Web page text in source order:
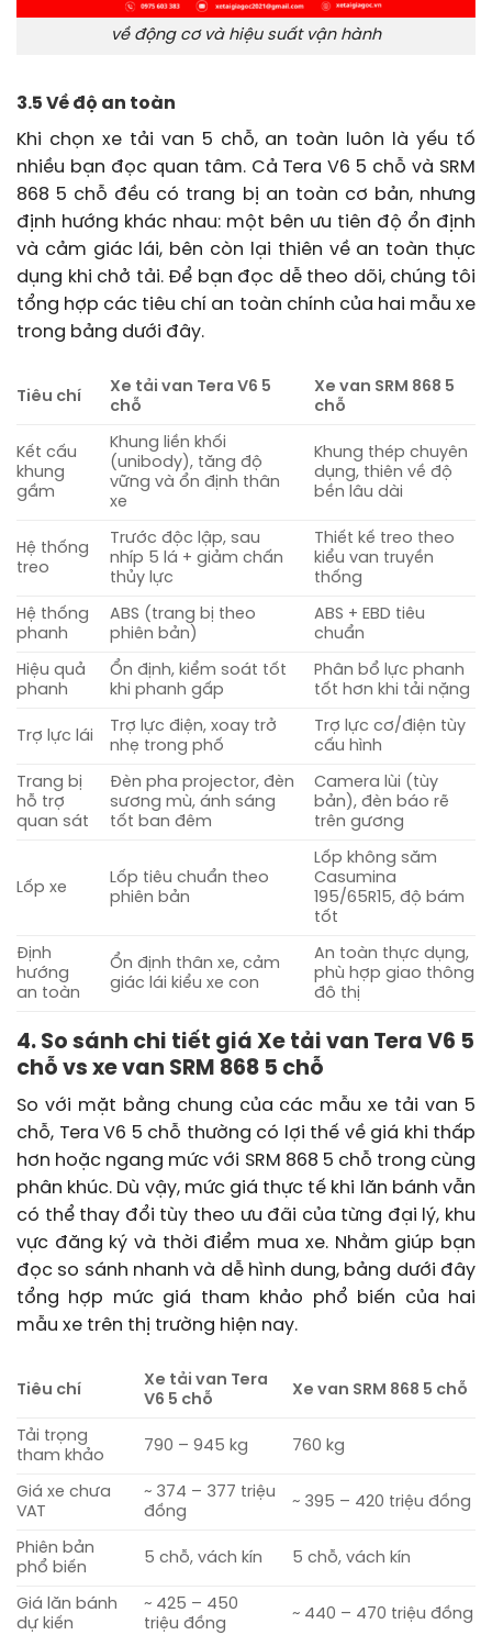
về động cơ và hiệu suất vận hành
3.5 Về độ an toàn
Khi chọn xe tải van 5 chỗ, an toàn luôn là yếu tố
nhiều bạn đọc quan tâm. Cả Tera V6 5 chỗ và SRM
868 5 chỗ đều có trang bị an toàn cơ bản, nhưng
định hướng khác nhau: một bên ưu tiên độ ổn định
và cảm giác lái, bên còn lại thiên về an toàn thực
dụng khi chở tải. Để bạn đọc dễ theo dõi, chúng tôi
tổng hợp các tiêu chí an toàn chính của hai mẫu xe
trong bảng dưới đây.
Tiêu chí
Xe tải van Tera V6 5
chỗ
Xe van SRM 868 5
chỗ
Kết cấu
khung
gầm
Khung liền khối
(unibody), tăng độ
vững và ổn định thân
xe
Khung thép chuyên
dụng, thiên về độ
bền lâu dài
Hệ thống
treo
Trước độc lập, sau
nhíp 5 lá + giảm chấn
thủy lực
Thiết kế treo theo
kiểu van truyền
thống
Hệ thống
phanh
ABS (trang bị theo
phiên bản)
ABS + EBD tiêu
chuẩn
Hiệu quả
phanh
Ổn định, kiểm soát tốt
khi phanh gấp
Phân bổ lực phanh
tốt hơn khi tải nặng
Trợ lực lái
Trợ lực điện, xoay trở
nhẹ trong phố
Trợ lực cơ/điện tùy
cấu hình
Trang bị
hỗ trợ
quan sát
Đèn pha projector, đèn
sương mù, ánh sáng
tốt ban đêm
Camera lùi (tùy
bản), đèn báo rẽ
trên gương
Lốp xe
Lốp tiêu chuẩn theo
phiên bản
Lốp không săm
Casumina
195/65R15, độ bám
tốt
Định
hướng
an toàn
Ổn định thân xe, cảm
giác lái kiểu xe con
An toàn thực dụng,
phù hợp giao thông
đô thị
4. So sánh chi tiết giá Xe tải van Tera V6 5
chỗ vs xe van SRM 868 5 chỗ
So với mặt bằng chung của các mẫu xe tải van 5
chỗ, Tera V6 5 chỗ thường có lợi thế về giá khi thấp
hơn hoặc ngang mức với SRM 868 5 chỗ trong cùng
phân khúc. Dù vậy, mức giá thực tế khi lăn bánh vẫn
có thể thay đổi tùy theo ưu đãi của từng đại lý, khu
vực đăng ký và thời điểm mua xe. Nhằm giúp bạn
đọc so sánh nhanh và dễ hình dung, bảng dưới đây
tổng hợp mức giá tham khảo phổ biến của hai
mẫu xe trên thị trường hiện nay.
Tiêu chí
Xe tải van Tera
V6 5 chỗ
Xe van SRM 868 5 chỗ
Tải trọng
tham khảo
790 – 945 kg 760 kg
Giá xe chưa
VAT
~ 374 – 377 triệu
đồng
~ 395 – 420 triệu đồng
Phiên bản
phổ biến
5 chỗ, vách kín 5 chỗ, vách kín
Giá lăn bánh
dự kiến
~ 425 – 450
triệu đồng
~ 440 – 470 triệu đồng